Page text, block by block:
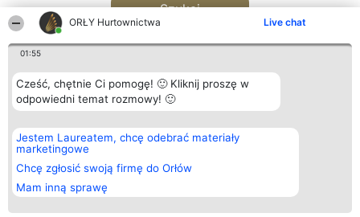
ORŁY Hurtownictwa Live chat
01:55
Cześć, chętnie Ci pomogę! 🙂 Kliknij proszę w
odpowiedni temat rozmowy! 🙂
Jestem Laureatem, chcę odebrać materiały
marketingowe
Chcę zgłosić swoją firmę do Orłów
Mam inną sprawę
Szukaj
Organizator plebiscytu
Bright Side Solutions sp. z o.
o. sp. k.
ul. Ruska 22
Wrocław 50-079
KRS 0000749100 | Regon
381313360 | NIP 8943132676
Plebiscyt
Laureaci
wszystkich
Laureatów
Regulamin
Kontakt
Kontakt